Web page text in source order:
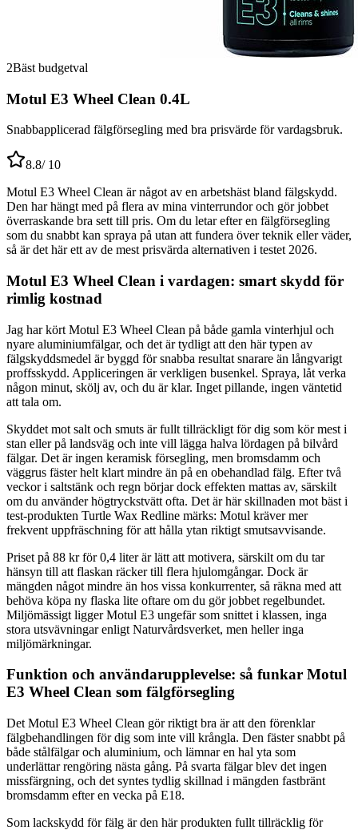
2Bäst budgetval
Motul E3 Wheel Clean 0.4L
Snabbapplicerad fälgförsegling med bra prisvärde för vardagsbruk.
8.8/ 10
Motul E3 Wheel Clean är något av en arbetshäst bland fälgskydd.
Den har hängt med på flera av mina vinterrundor och gör jobbet
överraskande bra sett till pris. Om du letar efter en fälgförsegling
som du snabbt kan spraya på utan att fundera över teknik eller väder,
så är det här ett av de mest prisvärda alternativen i testet 2026.
Motul E3 Wheel Clean i vardagen: smart skydd för
rimlig kostnad
Jag har kört Motul E3 Wheel Clean på både gamla vinterhjul och
nyare aluminiumfälgar, och det är tydligt att den här typen av
fälgskyddsmedel är byggd för snabba resultat snarare än långvarigt
proffsskydd. Appliceringen är verkligen busenkel. Spraya, låt verka
någon minut, skölj av, och du är klar. Inget pillande, ingen väntetid
att tala om.
Skyddet mot salt och smuts är fullt tillräckligt för dig som kör mest i
stan eller på landsväg och inte vill lägga halva lördagen på bilvård
fälgar. Det är ingen keramisk försegling, men bromsdamm och
väggrus fäster helt klart mindre än på en obehandlad fälg. Efter två
veckor i saltstänk och regn börjar dock effekten mattas av, särskilt
om du använder högtryckstvätt ofta. Det är här skillnaden mot bäst i
test-produkten Turtle Wax Redline märks: Motul kräver mer
frekvent uppfräschning för att hålla ytan riktigt smutsavvisande.
Priset på 88 kr för 0,4 liter är lätt att motivera, särskilt om du tar
hänsyn till att flaskan räcker till flera hjulomgångar. Dock är
mängden något mindre än hos vissa konkurrenter, så räkna med att
behöva köpa ny flaska lite oftare om du gör jobbet regelbundet.
Miljömässigt ligger Motul E3 ungefär som snittet i klassen, inga
stora utsvävningar enligt Naturvårdsverket, men heller inga
miljömärkningar.
Funktion och användarupplevelse: så funkar Motul
E3 Wheel Clean som fälgförsegling
Det Motul E3 Wheel Clean gör riktigt bra är att den förenklar
fälgbehandlingen för dig som inte vill krångla. Den fäster snabbt på
både stålfälgar och aluminium, och lämnar en hal yta som
underlättar rengöring nästa gång. På svarta fälgar blev det ingen
missfärgning, och det syntes tydlig skillnad i mängden fastbränt
bromsdamm efter en vecka på E18.
Som lackskydd för fälg är den här produkten fullt tillräcklig för